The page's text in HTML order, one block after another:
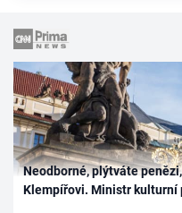
Neodborné, plýtváte
Klempířovi. Ministr